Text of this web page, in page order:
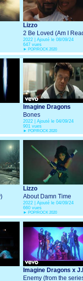
Lizzo
2 Be Loved (Am I
2022 | Ajouté le 08/09/24
647 vues
► POP/ROCK 2020
Imagine Dragons
Bones
2022 | Ajouté le 04/09/24
901 vues
► POP/ROCK 2020
Lizzo
About Damn Time
2022 | Ajouté le 04/09/24
660 vues
► POP/ROCK 2020
Imagine Dragons x
Enemy (from the